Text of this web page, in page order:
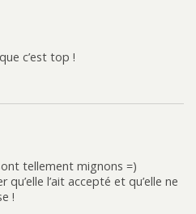
c’est top !
tellement mignons =)
qu’elle l’ait accepté et qu’elle ne
!